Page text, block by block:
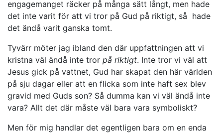
engagemanget räcker på många sätt långt, men hade
det inte varit för att vi tror på Gud på riktigt, så hade
det ändå varit ganska tomt.
Tyvärr möter jag ibland den där uppfattningen att vi
kristna väl ändå inte tror på riktigt. Inte tror vi väl att
Jesus gick på vattnet, Gud har skapat den här världen
på sju dagar eller att en flicka som inte haft sex blev
gravid med Guds son? Så dumma kan vi väl ändå inte
vara? Allt det där måste väl bara vara symboliskt?
Men för mig handlar det egentligen bara om en enda